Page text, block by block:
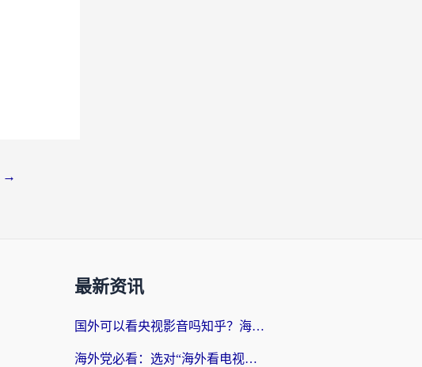
→
最新资讯
国外可以看央视影音吗知乎？海外党亲测有效的回国加速方案
海外党必看：选对“海外看电视剧软件”，再也不用愁国内剧刷不了